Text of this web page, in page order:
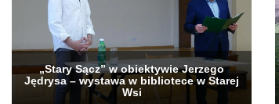
„Stary Sącz” w obiektywie Jerzego
Jędrysa – wystawa w bibliotece w Starej
Wsi